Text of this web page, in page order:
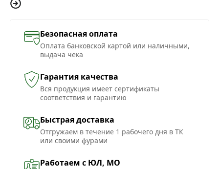
Безопасная оплата
Оплата банковской картой или наличными,
выдача чека
Гарантия качества
Вся продукция имеет сертификаты
соответствия и гарантию
Быстрая доставка
Отгружаем в течение 1 рабочего дня в ТК
или своими фурами
Работаем с ЮЛ, МО